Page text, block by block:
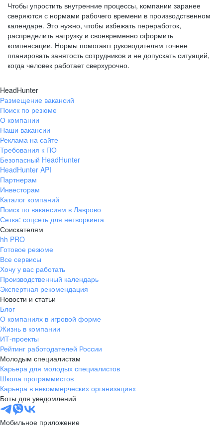
Чтобы упростить внутренние процессы, компании заранее
сверяются с нормами рабочего времени в производственном
календаре. Это нужно, чтобы избежать переработок,
распределить нагрузку и своевременно оформить
компенсации. Нормы помогают руководителям точнее
планировать занятость сотрудников и не допускать ситуаций,
когда человек работает сверхурочно.
HeadHunter
Размещение вакансий
Поиск по резюме
О компании
Наши вакансии
Реклама на сайте
Требования к ПО
Безопасный HeadHunter
HeadHunter API
Партнерам
Инвесторам
Каталог компаний
Поиск по вакансиям в Лаврово
Сетка: соцсеть для нетворкинга
Соискателям
hh PRO
Готовое резюме
Все сервисы
Хочу у вас работать
Производственный календарь
Экспертная рекомендация
Новости и статьи
Блог
О компаниях в игровой форме
Жизнь в компании
ИТ-проекты
Рейтинг работодателей России
Молодым специалистам
Карьера для молодых специалистов
Школа программистов
Карьера в некоммерческих организациях
Боты для уведомлений
Мобильное приложение